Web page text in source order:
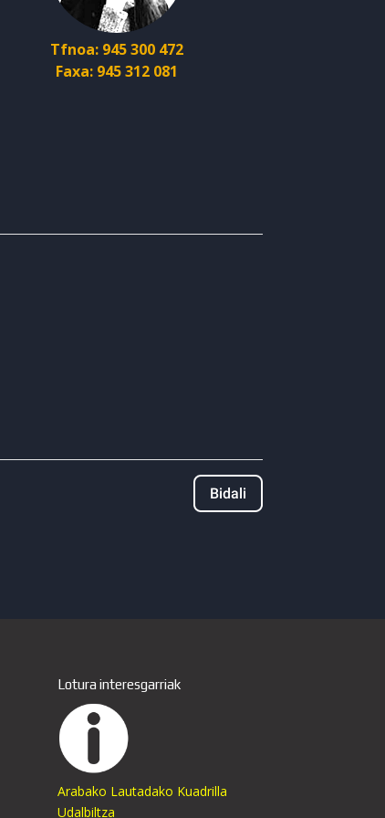
Tfnoa: 945 300 472
Faxa: 945 312 081
Bidali
Lotura interesgarriak
Arabako Lautadako Kuadrilla
Udalbiltza